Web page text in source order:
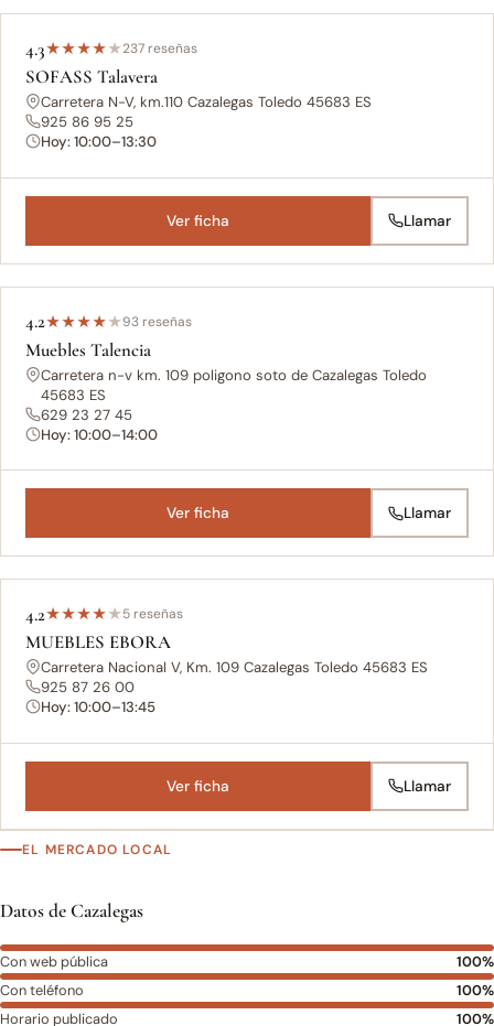
4.3★★★★★237 reseñas
SOFASS Talavera
Carretera N-V, km.110 Cazalegas Toledo 45683 ES
925 86 95 25
Hoy: 10:00–13:30
Ver ficha Llamar
4.2★★★★★93 reseñas
Muebles Talencia
Carretera n-v km. 109 poligono soto de Cazalegas Toledo
45683 ES
629 23 27 45
Hoy: 10:00–14:00
Ver ficha Llamar
4.2★★★★★5 reseñas
MUEBLES EBORA
Carretera Nacional V, Km. 109 Cazalegas Toledo 45683 ES
925 87 26 00
Hoy: 10:00–13:45
Ver ficha Llamar
EL MERCADO LOCAL
Datos de Cazalegas
Con web pública
100%
Con teléfono
100%
Horario publicado
100%